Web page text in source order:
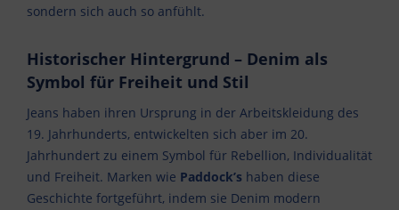
sondern sich auch so anfühlt.
Historischer Hintergrund – Denim als
Symbol für Freiheit und Stil
Jeans haben ihren Ursprung in der Arbeitskleidung des
19. Jahrhunderts, entwickelten sich aber im 20.
Jahrhundert zu einem Symbol für Rebellion, Individualität
und Freiheit. Marken wie Paddock’s haben diese
Geschichte fortgeführt, indem sie Denim modern